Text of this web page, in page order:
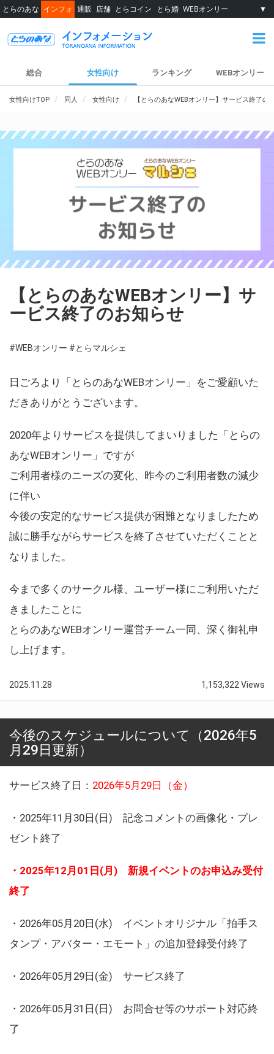
とらのあな インフォ 通販 店舗 とらコイン とら婚 WEBオンリー ▼
総合 女性向け ランキング WEBオンリー
女性向けTOP 同人 女性向け 【とらのあなWEBオンリー】サービス終了の
【とらのあなWEBオンリー】サ
ービス終了のお知らせ
#WEBオンリー #とらマルシェ
日ごろより「とらのあなWEBオンリー」をご愛顧いた
だきありがとうございます。
2020年よりサービスを提供してまいりました「とらの
あなWEBオンリー」ですが
ご利用者様のニーズの変化、昨今のご利用者数の減少
に伴い
今後の安定的なサービス提供が困難となりましたため
誠に勝手ながらサービスを終了させていただくことと
なりました。
今まで多くのサークル様、ユーザー様にご利用いただ
きましたことに
とらのあなWEBオンリー運営チーム一同、深く御礼申
し上げます。
2025.11.28 1,153,322 Views
今後のスケジュールについて（2026年5
月29日更新）
サービス終了日： 2026年5月29日（金）
・2025年11月30日(日) 記念コメントの画像化・プレ
ゼント終了
・2025年12月01日(月) 新規イベントのお申込み受付
終了
・2026年05月20日(水) イベントオリジナル「拍手ス
タンプ・アバター・エモート」の追加登録受付終了
・2026年05月29日(金) サービス終了
・2026年05月31日(日) お問合せ等のサポート対応終
了